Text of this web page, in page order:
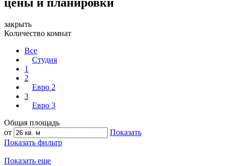
закрыть
Количество комнат
Все
Студия
1
2
Евро 2
3
Евро 3
Общая площадь
от
Показать
Показать фильтр
Показать еще